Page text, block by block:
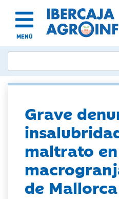
MENÚ
Grave
maltrato
de Mallorca